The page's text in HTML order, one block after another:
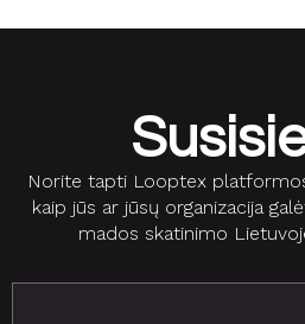
Norite tapti Looptex
kaip jūs ar jūsų organizacija
mados skatinimo